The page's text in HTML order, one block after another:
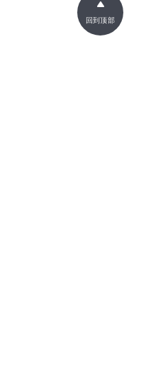
回到顶部